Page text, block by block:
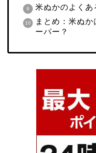
米ぬかのよくあ
まとめ：米ぬ
ーパー？